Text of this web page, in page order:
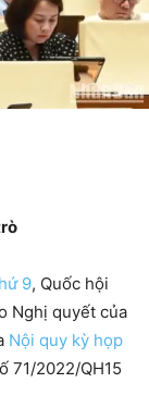
9, Quốc hội
Nghị quyết của
Nội quy kỳ họp
71/2022/QH15